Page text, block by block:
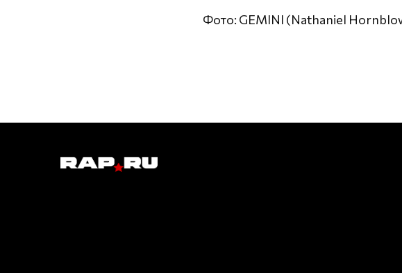
Фото: GEMINI (Nathaniel